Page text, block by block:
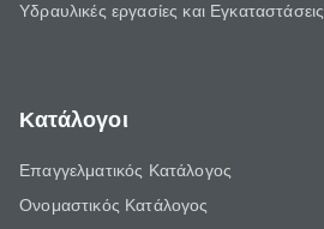
Υδραυλικές εργασίες και Εγκαταστάσεις
Κατάλογοι
Επαγγελματικός Κατάλογος
Ονομαστικός Κατάλογος